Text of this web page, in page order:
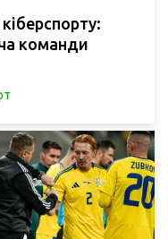
кіберспорту:
команди